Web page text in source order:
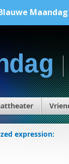
expression: